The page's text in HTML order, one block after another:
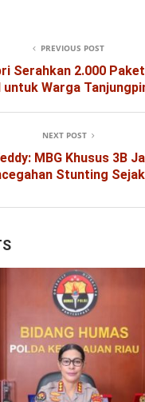
PREVIOUS POST
Serahkan 2.000
untuk Warga
NEXT POST
MBG Khusus 3B
Stunting